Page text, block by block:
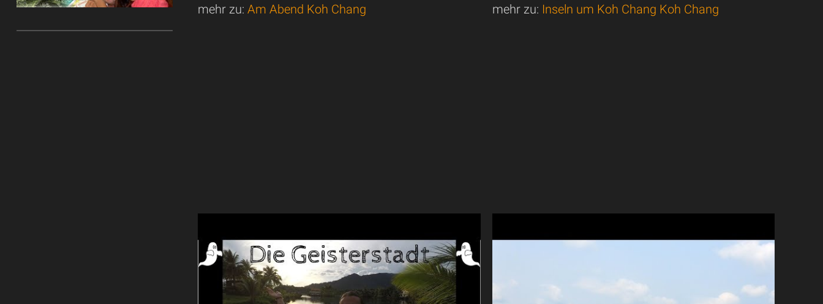
mehr zu:Am Abend Koh Chang mehr zu: Inseln um Koh Chang Koh Chang